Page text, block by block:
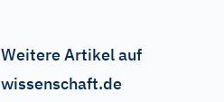
Weitere Artikel auf
wissenschaft.de